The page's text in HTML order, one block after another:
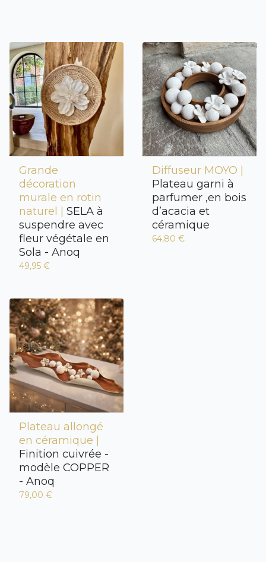
Grande
décoration
murale en rotin
naturel | SELA à
suspendre avec
fleur végétale en
Sola - Anoq
49,95 €
Diffuseur MOYO |
Plateau garni à
parfumer ,en bois
d’acacia et
céramique
64,80 €
Plateau allongé
en céramique |
Finition cuivrée -
modèle COPPER
- Anoq
79,00 €